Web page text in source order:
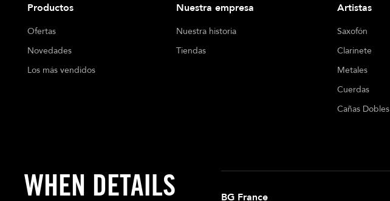
Productos
Ofertas
Novedades
Los más vendidos
Nuestra empresa
Nuestra historia
Tiendas
Artistas
Saxofón
Clarinete
Metales
Cuerdas
Cañas Dobles
WHEN DETAILS
BG France